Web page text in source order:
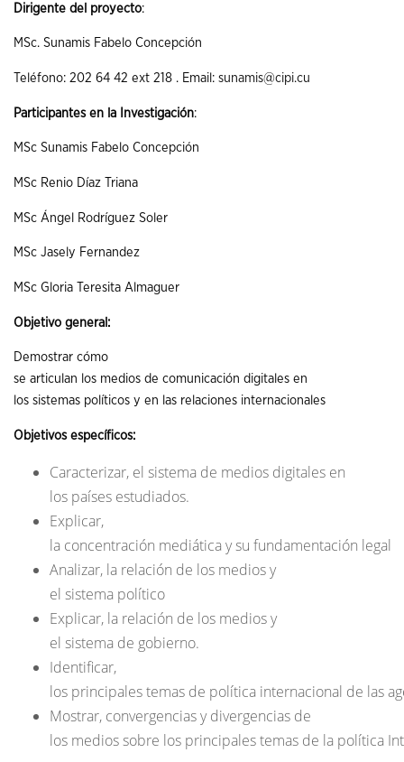
Dirigente del proyecto:
MSc. Sunamis Fabelo Concepción
Teléfono: 202 64 42 ext 218 . Email: sunamis@cipi.cu
Participantes en la Investigación:
MSc Sunamis Fabelo Concepción
MSc Renio Díaz Triana
MSc Ángel Rodríguez Soler
MSc Jasely Fernandez
MSc Gloria Teresita Almaguer
Objetivo general:
Demostrar cómo
se articulan los medios de comunicación digitales en
los sistemas políticos y en las relaciones internacionales
Objetivos específicos:
Caracterizar, el sistema de medios digitales en
los países estudiados.
Explicar,
la concentración mediática y su fundamentación legal
Analizar, la relación de los medios y
el sistema político
Explicar, la relación de los medios y
el sistema de gobierno.
Identificar,
los principales temas de política internacional de las
Mostrar, convergencias y divergencias de
los medios sobre los principales temas de la política